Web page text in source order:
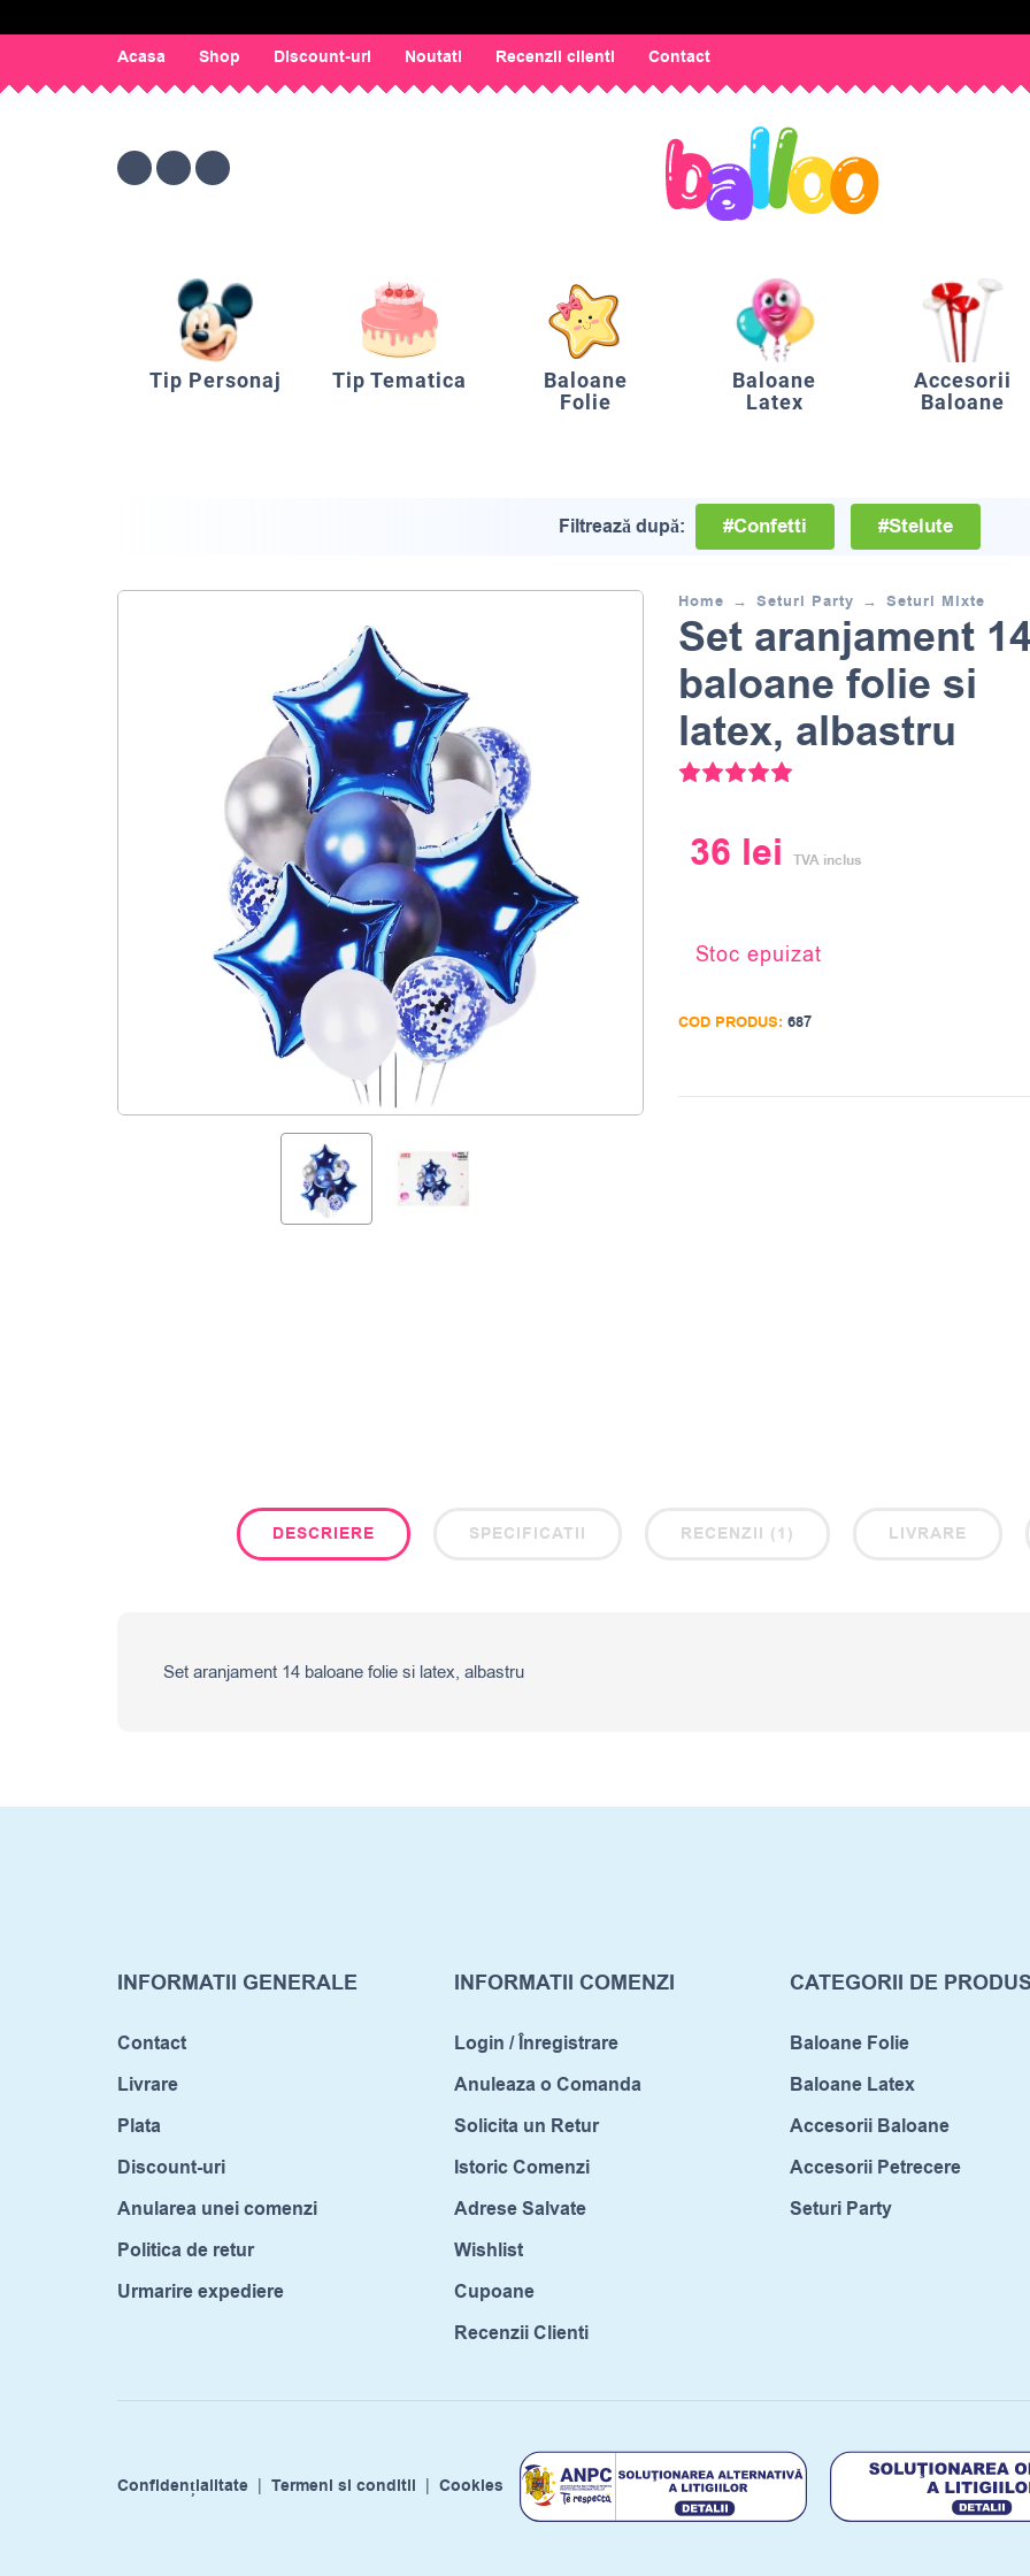
Acasa Shop Discount-uri Noutati Recenzii clienti Contact
Tip Personaj Tip Tematica
Baloane
Folie
Baloane
Latex
Accesorii
Baloane
Filtrează după: #Confetti #Stelute
Home Seturi Party Seturi Mixte
Set aranjament
baloane folie si
latex, albastru
Evaluat la
36 lei TVA inclus
Stoc epuizat
COD PRODUS: 687
DESCRIERE SPECIFICATII RECENZII (1) LIVRARE
Set aranjament 14 baloane folie si latex, albastru
INFORMATII GENERALE
Contact
Livrare
Plata
Discount-uri
Anularea unei comenzi
Politica de retur
Urmarire expediere
INFORMATII COMENZI
Login / Înregistrare
Anuleaza o Comanda
Solicita un Retur
Istoric Comenzi
Adrese Salvate
Wishlist
Cupoane
Recenzii Clienti
CATEGORII DE
Baloane Folie
Baloane Latex
Accesorii Baloane
Accesorii Petrecere
Seturi Party
Confidențialitate | Termeni si conditii | Cookies